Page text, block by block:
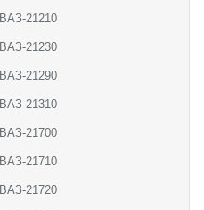
ВАЗ-21210
ВАЗ-21230
ВАЗ-21290
ВАЗ-21310
ВАЗ-21700
ВАЗ-21710
ВАЗ-21720